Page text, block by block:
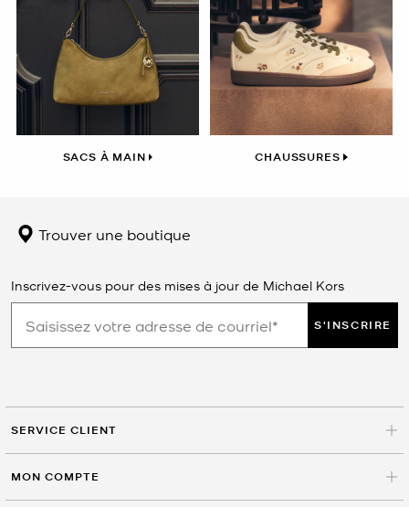
SACS À MAIN CHAUSSURES
Trouver une boutique
Inscrivez-vous pour des mises à jour de Michael Kors
S'INSCRIRE
SERVICE CLIENT
MON COMPTE